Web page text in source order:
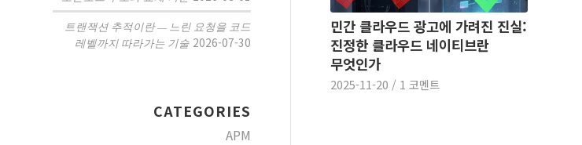
민간 클라우드 광고에 가려진 진실:
진정한 클라우드 네이티브란
무엇인가
2025-11-20 / 1 코멘트
트랜잭션 추적이란 — 느린 요청을 코드
레벨까지 따라가는 기술 2026-07-30
CATEGORIES
APM